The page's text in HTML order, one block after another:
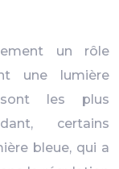
un rôle
une lumière
les plus
certains
bleue, qui a